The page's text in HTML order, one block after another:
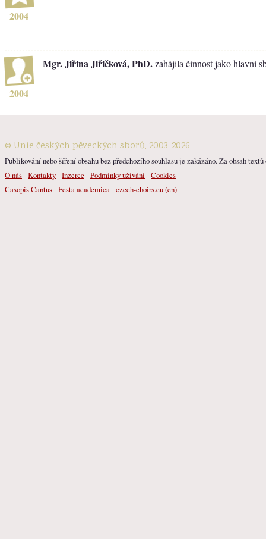
2004
2004
Mgr. Jiřina Jiřičková, PhD.zahájila činnost jako hlavní
© Unie českých pěveckých sborů, 2003-2026
Publikování nebo šíření obsahu bez předchozího souhlasu je zakázáno. Za obsah
O nás Kontakty Inzerce Podmínky užívání Cookies
Časopis Cantus Festa academica czech-choirs.eu (en)